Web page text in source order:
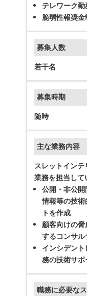
テレワーク勤
脆弱性報奨金
募集人数
若干名
募集時期
随時
主な業務内容
スレットイン
業務を担当して
公開・非公
情報等の技
トを作成
顧客向けの
するコンサ
インシデン
務の技術サポ
職務に必要な